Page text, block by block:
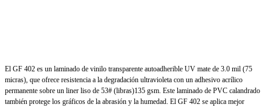
El GF 402 es un laminado de vinilo transparente autoadherible UV mate de 3.0 mil (75
micras), que ofrece resistencia a la degradación ultravioleta con un adhesivo acrílico
permanente sobre un liner liso de 53# (libras)135 gsm. Este laminado de PVC calandrado
también protege los gráficos de la abrasión y la humedad. El GF 402 se aplica mejor